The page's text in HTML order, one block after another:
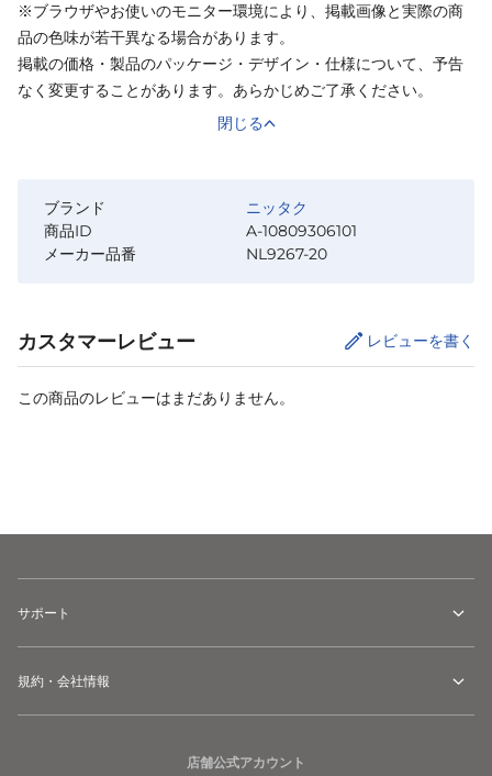
※ブラウザやお使いのモニター環境により、掲載画像と実際の商
品の色味が若干異なる場合があります。
掲載の価格・製品のパッケージ・デザイン・仕様について、予告
なく変更することがあります。あらかじめご了承ください。
閉じる
ブランド
ニッタク
商品ID
A-10809306101
メーカー品番
NL9267-20
カスタマーレビュー レビューを書く
この商品のレビューはまだありません。
サポート
規約・会社情報
店舗公式アカウント